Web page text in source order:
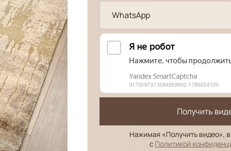
WhatsApp
Получить
Нажимая «Получить видео»,
с Политикой